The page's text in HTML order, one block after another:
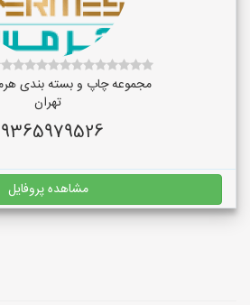
مجموعه چاپ و بسته بندی
تهران
مشاهده پروفایل